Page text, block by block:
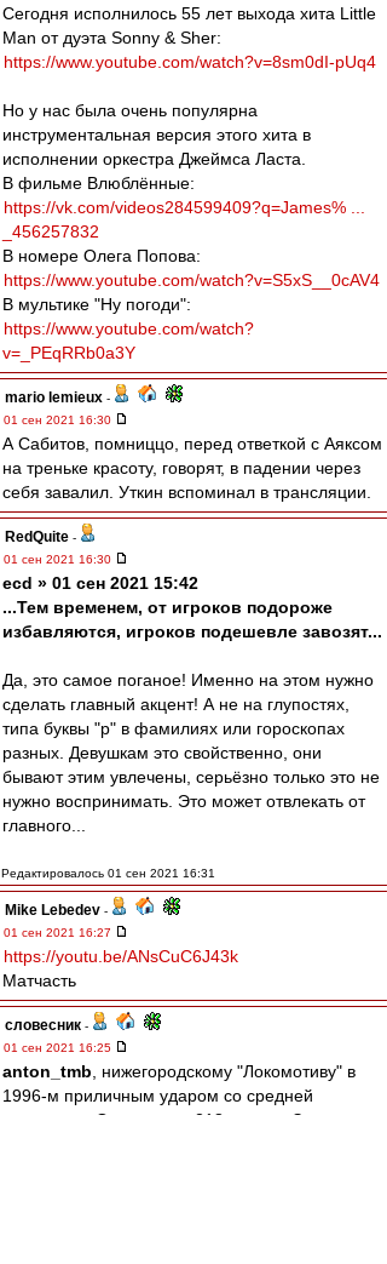
Сегодня исполнилось 55 лет выхода хита Little
Man от дуэта Sonny & Sher:
https://www.youtube.com/watch?v=8sm0dI-pUq4
Но у нас была очень популярна
инструментальная версия этого хита в
исполнении оркестра Джеймса Ласта.
В фильме Влюблённые:
https://vk.com/videos284599409?q=James% ...
_456257832
В номере Олега Попова:
https://www.youtube.com/watch?v=S5xS__0cAV4
В мультике "Ну погоди":
https://www.youtube.com/watch?
v=_PEqRRb0a3Y
mario lemieux -
01 сен 2021 16:30
А Сабитов, помниццо, перед ответкой с Аяксом
на треньке красоту, говорят, в падении через
себя завалил. Уткин вспоминал в трансляции.
RedQuite -
01 сен 2021 16:30
ecd » 01 сен 2021 15:42
...Тем временем, от игроков подороже
избавляются, игроков подешевле завозят...
Да, это самое поганое! Именно на этом нужно
сделать главный акцент! А не на глупостях,
типа буквы "р" в фамилиях или гороскопах
разных. Девушкам это свойственно, они
бывают этим увлечены, серьёзно только это не
нужно воспринимать. Это может отвлекать от
главного...
Редактировалось 01 сен 2021 16:31
Mike Lebedev -
01 сен 2021 16:27
https://youtu.be/ANsCuC6J43k
Матчасть
словесник -
01 сен 2021 16:25
anton_tmb , нижегородскому "Локомотиву" в
1996-м приличным ударом со средней
дистанции. Один гол за 218 игр, да. Зато